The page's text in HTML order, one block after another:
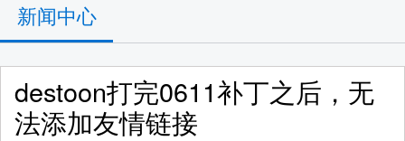
新闻中心
destoon打完0611补丁之后，无
法添加友情链接